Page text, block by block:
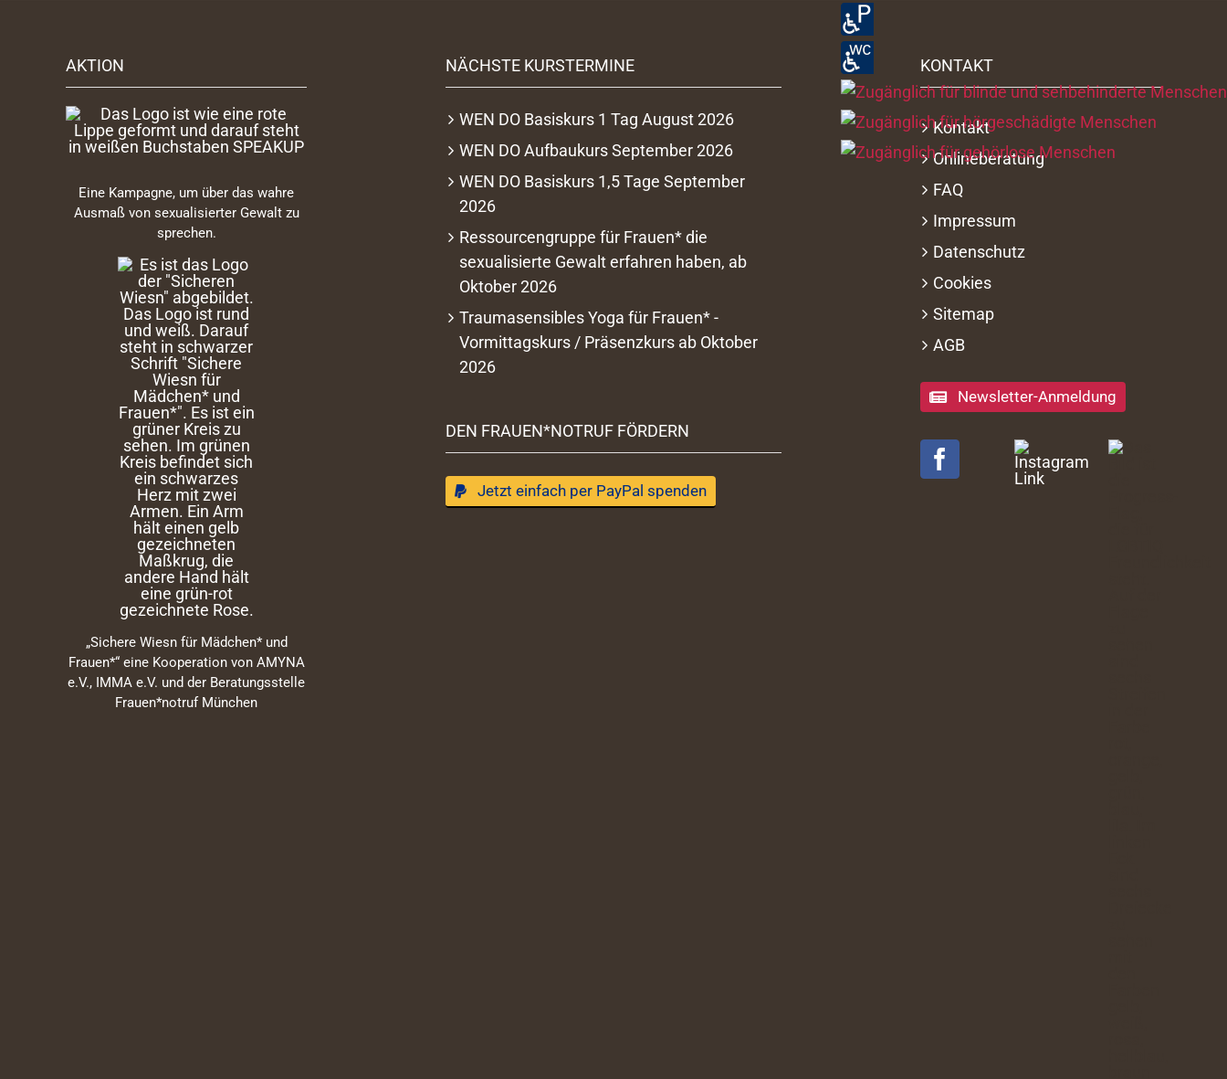
AKTION
Eine Kampagne, um über das wahre
Ausmaß von sexualisierter Gewalt zu
sprechen.
„Sichere Wiesn für Mädchen* und
Frauen*“ eine Kooperation von AMYNA
e.V., IMMA e.V. und der Beratungsstelle
Frauen*notruf München
NÄCHSTE KURSTERMINE
WEN DO Basiskurs 1 Tag August 2026
WEN DO Aufbaukurs September 2026
WEN DO Basiskurs 1,5 Tage September
2026
Ressourcengruppe für Frauen* die
sexualisierte Gewalt erfahren haben, ab
Oktober 2026
Traumasensibles Yoga für Frauen* -
Vormittagskurs / Präsenzkurs ab Oktober
2026
DEN FRAUEN*NOTRUF FÖRDERN
Jetzt einfach per PayPal spenden
KONTAKT
Kontakt
Onlineberatung
FAQ
Impressum
Datenschutz
Cookies
Sitemap
AGB
Newsletter-Anmeldung